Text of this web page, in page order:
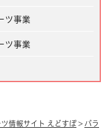
ツ事業
ツ事業
情報サイト えどすぽ > パラ